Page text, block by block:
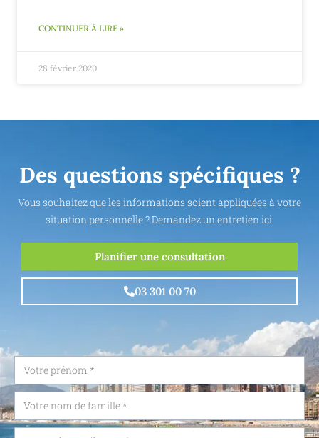
CONTINUER À LIRE »
28 février 2020
Des questions spécifiques ?
Vous souhaitez que les informations soient appliquées à votre
situation personnelle ? Demandez un entretien ici.
Planifier une consultation
03 301 00 70